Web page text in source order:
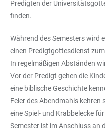
Predigten der
finden.
Während des Semesters wird
einen Predigtgottesdienst
In regelmäßigen Abständen
Vor der Predigt gehen die
eine biblische Geschichte
Feier des Abendmahls kehren
eine Spiel- und Krabbelecke
Semester ist im Anschluss an